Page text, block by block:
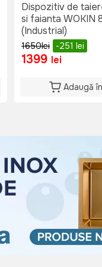
Dispozitiv de
si faianta WOKIN
(Industrial)
1650lei -251 lei
1399 lei
Adaugă